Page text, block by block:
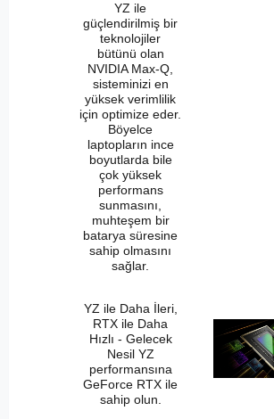
YZ ile
güçlendirilmiş bir
teknolojiler
bütünü olan
NVIDIA Max-Q,
sisteminizi en
yüksek verimlilik
için optimize eder.
Böyelce
laptopların ince
boyutlarda bile
çok yüksek
performans
sunmasını,
muhteşem bir
batarya süresine
sahip olmasını
sağlar.
YZ ile Daha İleri,
RTX ile Daha
Hızlı - Gelecek
Nesil YZ
performansına
GeForce RTX ile
sahip olun.